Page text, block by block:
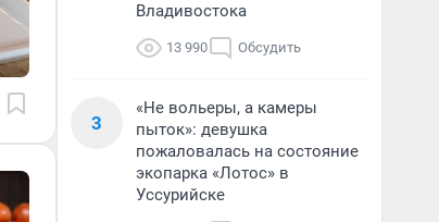
Владивостока
13 990 Обсудить
3
«Не вольеры, а камеры
пыток»: девушка
пожаловалась на состояние
экопарка «Лотос» в
Уссурийске